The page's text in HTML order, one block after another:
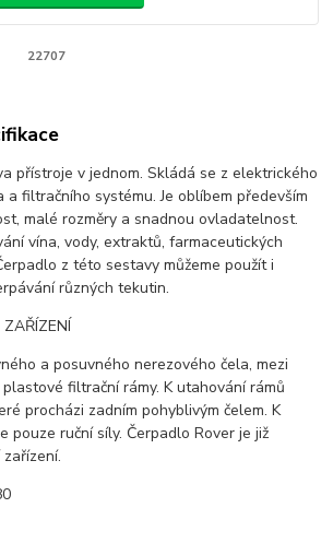
22707
přístroje v jednom. Skládá se z elektrického
a filtračního systému. Je oblíbem především
malé rozměry a snadnou ovladatelnost.
vína, vody, extraktů, farmaceutických
z této sestavy můžeme použít i
různých tekutin.
ZAŘÍZENÍ
a posuvného nerezového čela, mezi
filtrační rámy. K utahování rámů
procházi zadním pohyblivým čelem. K
pouze ruční síly. Čerpadlo Rover je již